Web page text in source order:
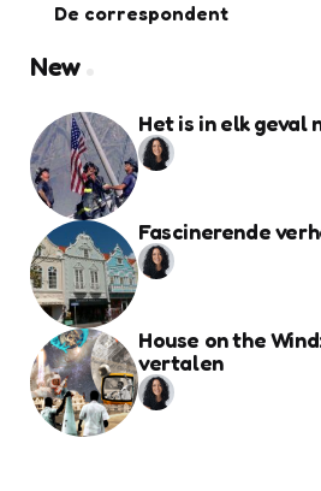
De correspondent
New
Het is in elk geval
Fascinerende
House on the
vertalen